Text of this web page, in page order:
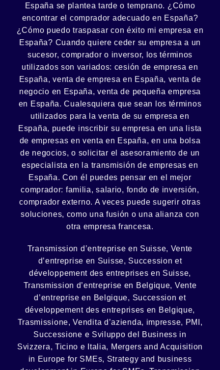
España se plantea tarde o temprano. ¿Cómo
encontrar el comprador adecuado en España?
¿Cómo puedotraspasar con éxito mi empresa en
España? Cuando quiere ceder su empresa a un
sucesor, comprador o inversor, los términos
utilizados son variados: cesión de empresa en
España, venta de empresa en España, venta de
negocio en España, venta de pequeña empresa
en España. Cualesquiera que sean los términos
utilizados para la venta de su empresa en
España, puede inscribir su empresa en una lista
de empresas en venta en España, en una bolsa
de negocios, o solicitar el asesoramiento de un
especialista en la transmisión de empresas en
España. Con él puedes pensar en el mejor
comprador: familia,salario, fondo de inversión,
comprador externo. A veces puede sugerir otras
soluciones, como una fusión o unaalianza con
otra empresa francesa.
Transmission d’entreprise en Suisse, Vente
d’entreprise en Suisse, Succession et
développement des entreprises en Suisse,
Transmission d’entreprise en Belgique, Vente
d’entreprise en Belgique, Succession et
développement des entreprises en Belgique,
Trasmissione, Vendita d’azienda, impresse, PMI,
Successione e Sviluppo del Business in
Svizzera, Ticino e Italia, Mergers and Acquisition
in Europe for SMEs, Strategy and business